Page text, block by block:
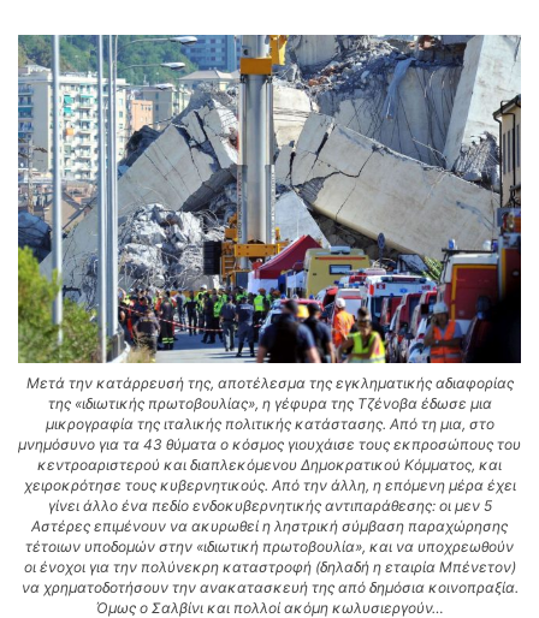
Μετά την κατάρρευσή της, αποτέλεσμα της εγκληματικής αδιαφορίας
της «ιδιωτικής πρωτοβουλίας», η γέφυρα της Τζένοβα έδωσε μια
μικρογραφία της ιταλικής πολιτικής κατάστασης. Από τη μια, στο
μνημόσυνο για τα 43 θύματα ο κόσμος γιουχάισε τους εκπροσώπους του
κεντροαριστερού και διαπλεκόμενου Δημοκρατικού Κόμματος, και
χειροκρότησε τους κυβερνητικούς. Από την άλλη, η επόμενη μέρα έχει
γίνει άλλο ένα πεδίο ενδοκυβερνητικής αντιπαράθεσης: οι μεν 5
Αστέρες επιμένουν να ακυρωθεί η ληστρική σύμβαση παραχώρησης
τέτοιων υποδομών στην «ιδιωτική πρωτοβουλία», και να υποχρεωθούν
οι ένοχοι για την πολύνεκρη καταστροφή (δηλαδή η εταιρία Μπένετον)
να χρηματοδοτήσουν την ανακατασκευή της από δημόσια κοινοπραξία.
Όμως ο Σαλβίνι και πολλοί ακόμη κωλυσιεργούν…